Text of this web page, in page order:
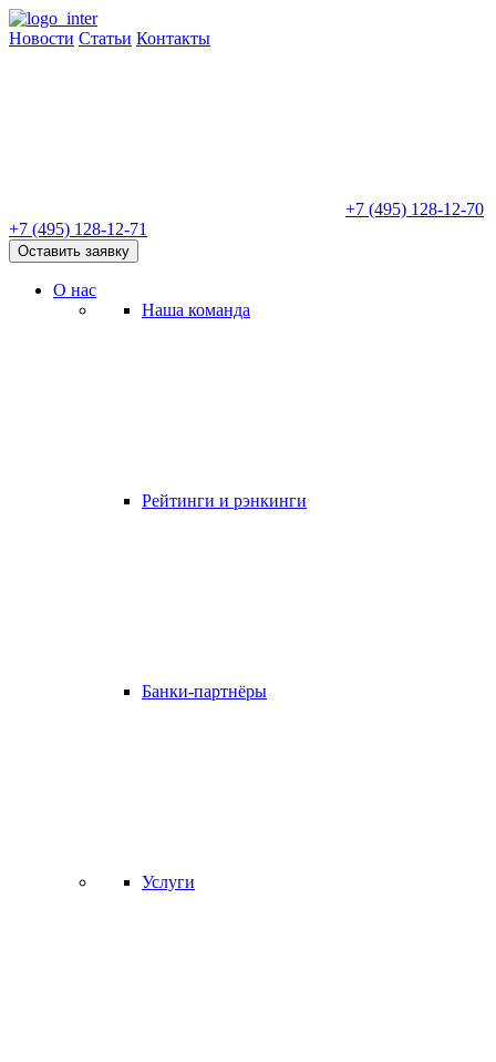
Новости Статьи Контакты
+7 (495) 128-12-70
+7 (495) 128-12-71
Оставить заявку
О нас
Наша команда
Рейтинги и рэнкинги
Банки-партнёры
Услуги